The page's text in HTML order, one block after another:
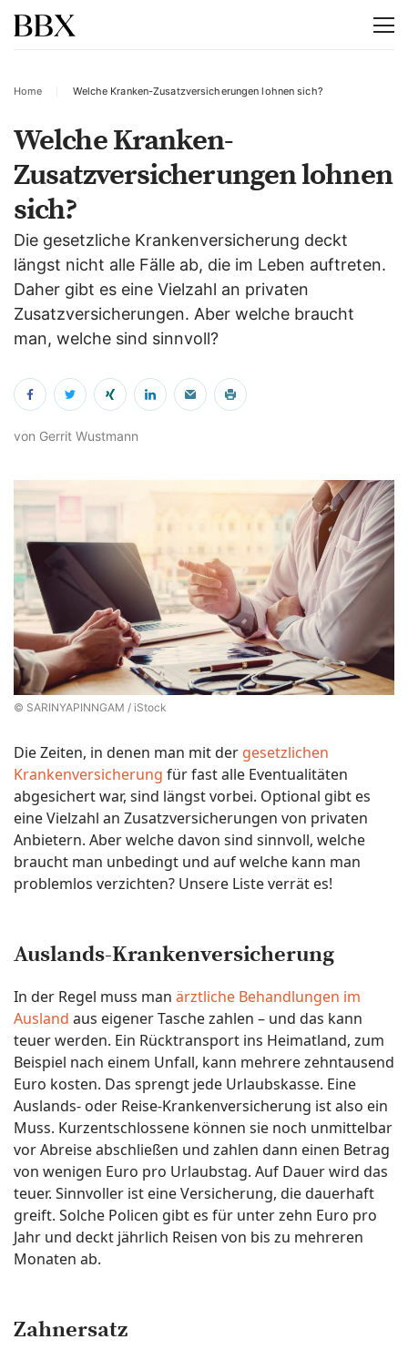
Home Welche Kranken-Zusatzversicherungen lohnen sich?
Welche Kranken-
Zusatzversicherungen lohnen
sich?
Die gesetzliche Krankenversicherung deckt
längst nicht alle Fälle ab, die im Leben auftreten.
Daher gibt es eine Vielzahl an privaten
Zusatzversicherungen. Aber welche braucht
man, welche sind sinnvoll?
von Gerrit Wustmann
© SARINYAPINNGAM / iStock
Die Zeiten, in denen man mit der gesetzlichen
Krankenversicherung für fast alle Eventualitäten
abgesichert war, sind längst vorbei. Optional gibt es
eine Vielzahl an Zusatzversicherungen von privaten
Anbietern. Aber welche davon sind sinnvoll, welche
braucht man unbedingt und auf welche kann man
problemlos verzichten? Unsere Liste verrät es!
Auslands-Krankenversicherung
In der Regel muss man ärztliche Behandlungen im
Ausland aus eigener Tasche zahlen – und das kann
teuer werden. Ein Rücktransport ins Heimatland, zum
Beispiel nach einem Unfall, kann mehrere zehntausend
Euro kosten. Das sprengt jede Urlaubskasse. Eine
Auslands- oder Reise-Krankenversicherung ist also ein
Muss. Kurzentschlossene können sie noch unmittelbar
vor Abreise abschließen und zahlen dann einen Betrag
von wenigen Euro pro Urlaubstag. Auf Dauer wird das
teuer. Sinnvoller ist eine Versicherung, die dauerhaft
greift. Solche Policen gibt es für unter zehn Euro pro
Jahr und deckt jährlich Reisen von bis zu mehreren
Monaten ab.
Zahnersatz